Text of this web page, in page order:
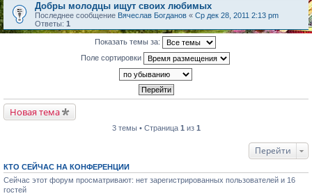
Добры молодцы ищут своих любимых
Последнее сообщение Вячеслав Богданов « Ср дек 28, 2011 2:13 pm
Ответы: 1
Показать темы за:
Поле сортировки
Новая тема
3 темы • Страница 1 из 1
Перейти
КТО СЕЙЧАС НА КОНФЕРЕНЦИИ
Сейчас этот форум просматривают: нет зарегистрированных пользователей и 16
гостей